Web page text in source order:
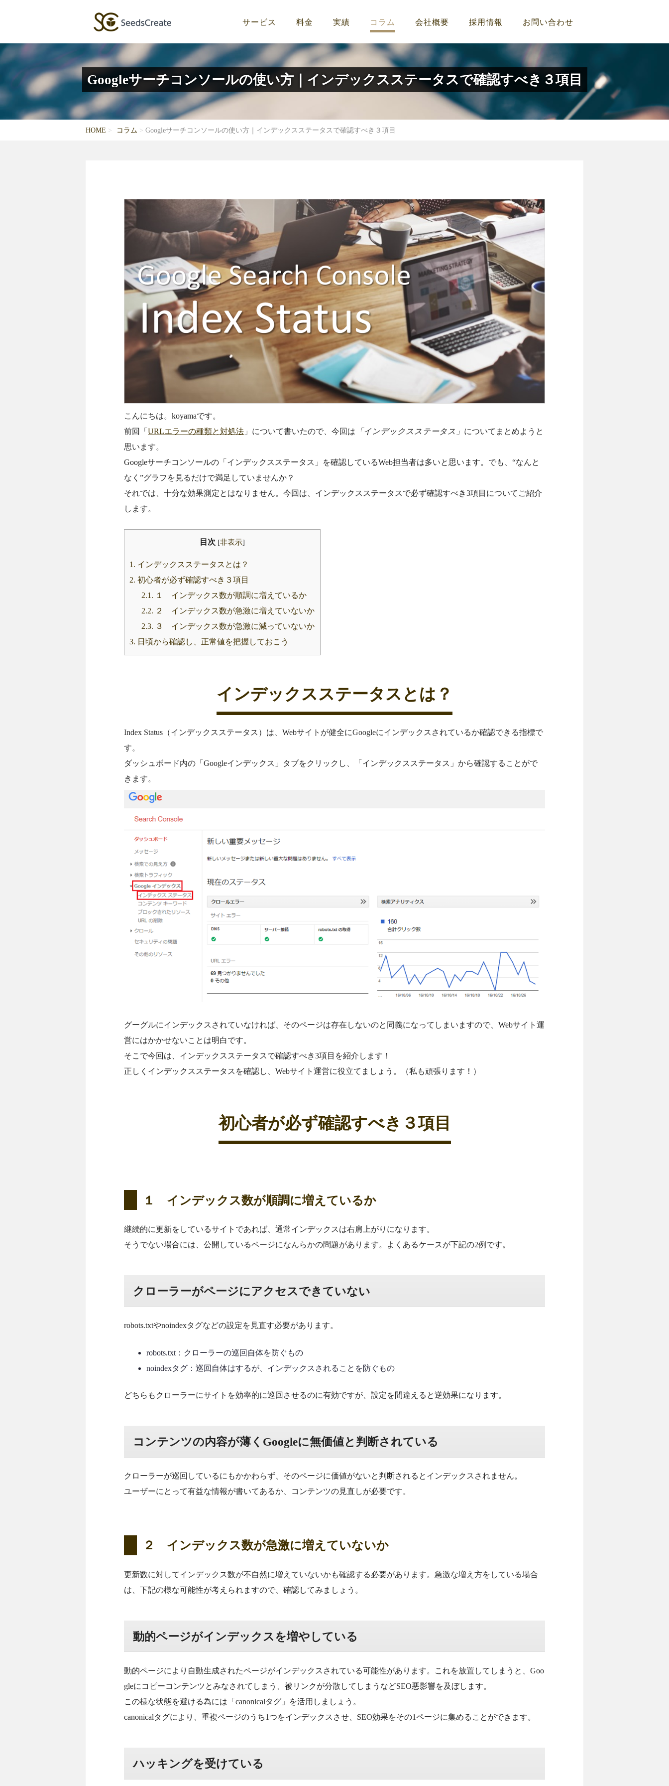
サービス 料金 実績 コラム 会社概要 採用情報 お問い合わせ
Googleサーチコンソールの使い方｜インデックスステータスで確認すべき３項目
HOME コラム Googleサーチコンソールの使い方｜インデックスステータスで確認すべき３項目
こんにちは。koyamaです。
前回「 URLエラーの種類と対処法 」について書いたので、今回は 「インデックスステータス」 についてまとめようと
思います。
Googleサーチコンソールの「インデックスステータス」を確認しているWeb担当者は多いと思います。でも、“なんと
なく”グラフを見るだけで満足していませんか？
それでは、十分な効果測定とはなりません。今回は、インデックスステータスで必ず確認すべき3項目についてご紹介
します。
目次 [非表示]
1. インデックスステータスとは？
2. 初心者が必ず確認すべき３項目
2.1. １ インデックス数が順調に増えているか
2.2. ２ インデックス数が急激に増えていないか
2.3. ３ インデックス数が急激に減っていないか
3. 日頃から確認し、正常値を把握しておこう
インデックスステータスとは？
Index Status（インデックスステータス）は、Webサイトが健全にGoogleにインデックスされているか確認できる指標で
す。
ダッシュボード内の「Googleインデックス」タブをクリックし、「インデックスステータス」から確認することがで
きます。
グーグルにインデックスされていなければ、そのページは存在しないのと同義になってしまいますので、Webサイト運
営にはかかせないことは明白です。
そこで今回は、インデックスステータスで確認すべき3項目を紹介します！
正しくインデックスステータスを確認し、Webサイト運営に役立てましょう。（私も頑張ります！）
初心者が必ず確認すべき３項目
１ インデックス数が順調に増えているか
継続的に更新をしているサイトであれば、通常インデックスは右肩上がりになります。
そうでない場合には、公開しているページになんらかの問題があります。よくあるケースが下記の2例です。
クローラーがページにアクセスできていない
robots.txtやnoindexタグなどの設定を見直す必要があります。
robots.txt：クローラーの巡回自体を防ぐもの
noindexタグ：巡回自体はするが、インデックスされることを防ぐもの
どちらもクローラーにサイトを効率的に巡回させるのに有効ですが、設定を間違えると逆効果になります。
コンテンツの内容が薄くGoogleに無価値と判断されている
クローラーが巡回しているにもかかわらず、そのページに価値がないと判断されるとインデックスされません。
ユーザーにとって有益な情報が書いてあるか、コンテンツの見直しが必要です。
２ インデックス数が急激に増えていないか
更新数に対してインデックス数が不自然に増えていないかも確認する必要があります。急激な増え方をしている場合
は、下記の様な可能性が考えられますので、確認してみましょう。
動的ページがインデックスを増やしている
動的ページにより自動生成されたページがインデックスされている可能性があります。これを放置してしまうと、Goo
gleにコピーコンテンツとみなされてしまう、被リンクが分散してしまうなどSEO悪影響を及ぼします。
この様な状態を避ける為には「canonicalタグ」を活用しましょう。
canonicalタグにより、重複ページのうち1つをインデックスさせ、SEO効果をその1ページに集めることができます。
ハッキングを受けている